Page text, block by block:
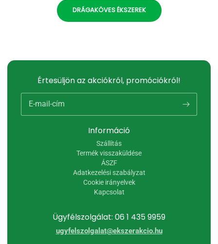
DRÁGAKÖVES ÉKSZEREK
Ügyfélszolgálat: 06 1 435 9959
ugyfelszolgalat@ekszerakcio.hu
Információ
Szállítás
Termék visszaküldése
ÁSZF
Adatkezelési szabályzat
Cookie irányelvek
Kapcsolat
Értesüljön az akciókról, promóciókról!
E-mail-cím